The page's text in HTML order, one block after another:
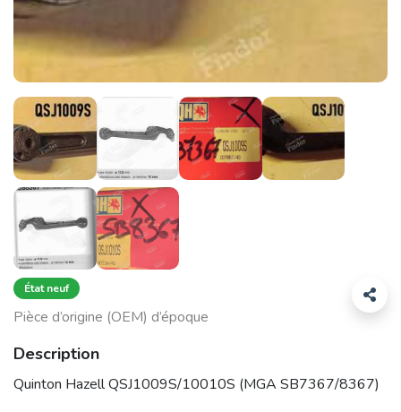
État neuf
Pièce d’origine (OEM) d’époque
Description
Quinton Hazell QSJ1009S/10010S (MGA SB7367/8367)